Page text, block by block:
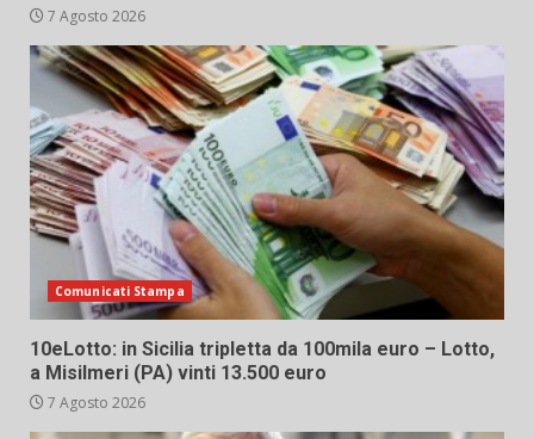
7 Agosto 2026
Comunicati Stampa
10eLotto: in Sicilia tripletta da 100mila euro – Lotto,
a Misilmeri (PA) vinti 13.500 euro
7 Agosto 2026